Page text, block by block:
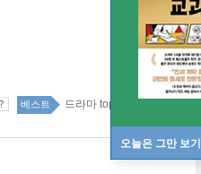
오늘은 그만 보기
베스트 드라마 top100 2주